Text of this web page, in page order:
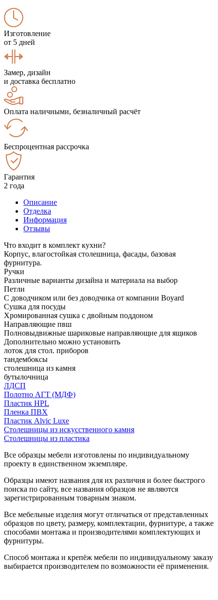
Изготовление
от 5 дней
Замер, дизайн
и доставка бесплатно
Оплата наличными, безналичный расчёт
Беспроцентная рассрочка
Гарантия
2 года
Описание
Отделка
Информация
Отзывы
Что входит в комплект кухни?
Корпус, влагостойкая столешница, фасады, базовая
фурнитура.
Ручки
Различные варианты дизайна и материала на выбор
Петли
С доводчиком или без доводчика от компании Boyard
Сушка для посуды
Хромированная сушка с двойным поддоном
Направляющие пвш
Полновыдвижные шариковые направляющие для ящиков
Дополнительно можно установить
лоток для стол. приборов
тандембоксы
столешница из камня
бутылочница
ЛДСП
Полотно АГТ (МДФ)
Пластик HPL
Пленка ПВХ
Пластик Alvic Luxe
Столешницы из искусственного камня
Столешницы из пластика
Все образцы мебели изготовлены по индивидуальному
проекту в единственном экземпляре.
Образцы имеют названия для их различия и более быстрого
поиска по сайту, все названия образцов не являются
зарегистрированным товарным знаком.
Все мебельные изделия могут отличаться от представленных
образцов по цвету, размеру, комплектации, фурнитуре, а также
способами монтажа и производителями комплектующих и
фурнитуры.
Способ монтажа и крепёж мебели по индивидуальному заказу
выбирается производителем по возможности её применения.